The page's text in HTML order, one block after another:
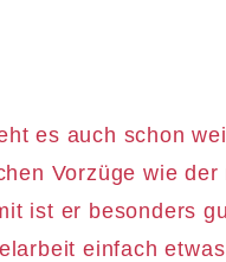
es auch schon
Vorzüge wie
ist er besonders
einfach